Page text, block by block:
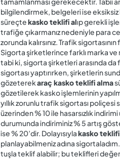
bilgilendirmek, belgeleri ise eksiksiz
süreçtekasko teklifi alıp gerekli
trafiğe çıkarmanız nedeniyle para
zorunda kalırsınız. Trafik
Sigorta şirketlerince farklı marka
tabi ki, sigorta şirketleri arasında da
sigortası yaptırırken, şirketlerin
gözeterekaraç kasko teklifi alma
gözetilerek kasko işlemlerinin
yıllık zorunlu trafik sigortası
üzerinden % 10 ile hasarsızlık
durumunda indiriminiz % 5 artış
ise % 20’dir. Dolayısıylakasko
planlayabilmeniz adına
tuşla teklif alabilir; bu teklifleri